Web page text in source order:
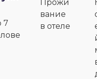
7
Прожи
вание
в отеле